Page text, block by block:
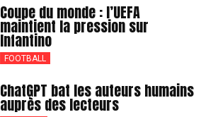
Coupe du monde : l’UEFA
maintient la pression sur
Infantino
FOOTBALL
ChatGPT bat les auteurs humains
auprès des lecteurs